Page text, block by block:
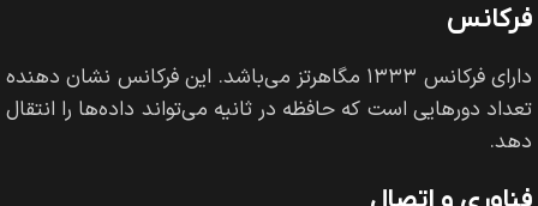
فرکانس
دارای فرکانس ۱۳۳۳ مگاهرتز می‌باشد. این فرکانس نشان دهنده
تعداد دورهایی است که حافظه در ثانیه می‌تواند داده‌ها را انتقال
دهد.